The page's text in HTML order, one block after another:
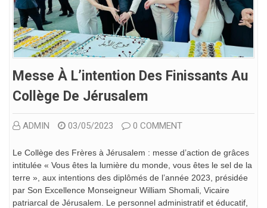
Messe À L’intention Des Finissants Au
Collège De Jérusalem
ADMIN 03/05/2023 0 COMMENT
Le Collège des Frères à Jérusalem : messe d’action de grâces
intitulée « Vous êtes la lumière du monde, vous êtes le sel de la
terre », aux intentions des diplômés de l’année 2023, présidée
par Son Excellence Monseigneur William Shomali, Vicaire
patriarcal de Jérusalem. Le personnel administratif et éducatif,